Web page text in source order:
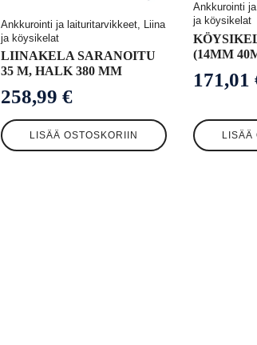
Ankkurointi ja laituritarvikkeet, Liina
ja köysikelat
LIINAKELA SARANOITU
35 M, HALK 380 MM
258,99 €
LISÄÄ OSTOSKORIIN
Ankkurointi
ja köysikelat
(14MM
171,01
LISÄÄ